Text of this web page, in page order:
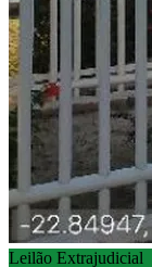
Leilão Extrajudicial